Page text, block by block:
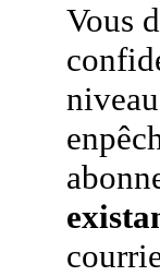
Vous